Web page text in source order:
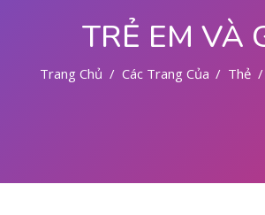
TRẺ EM VÀ
Trang Chủ Các Trang Của Hệ Thống
Thẻ